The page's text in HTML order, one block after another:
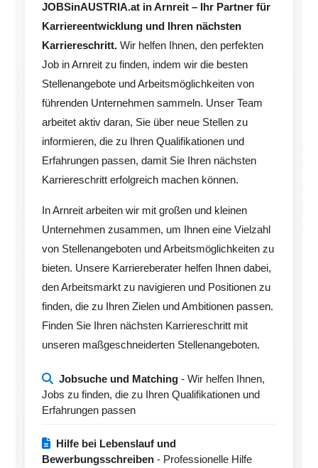
JOBSinAUSTRIA.at in Arnreit – Ihr Partner für
Karriereentwicklung und Ihren nächsten
Karriereschritt. Wir helfen Ihnen, den perfekten
Job in Arnreit zu finden, indem wir die besten
Stellenangebote und Arbeitsmöglichkeiten von
führenden Unternehmen sammeln. Unser Team
arbeitet aktiv daran, Sie über neue Stellen zu
informieren, die zu Ihren Qualifikationen und
Erfahrungen passen, damit Sie Ihren nächsten
Karriereschritt erfolgreich machen können.
In Arnreit arbeiten wir mit großen und kleinen
Unternehmen zusammen, um Ihnen eine Vielzahl
von Stellenangeboten und Arbeitsmöglichkeiten zu
bieten. Unsere Karriereberater helfen Ihnen dabei,
den Arbeitsmarkt zu navigieren und Positionen zu
finden, die zu Ihren Zielen und Ambitionen passen.
Finden Sie Ihren nächsten Karriereschritt mit
unseren maßgeschneiderten Stellenangeboten.
Jobsuche und Matching - Wir helfen Ihnen,
Jobs zu finden, die zu Ihren Qualifikationen und
Erfahrungen passen
Hilfe bei Lebenslauf und
Bewerbungsschreiben - Professionelle Hilfe